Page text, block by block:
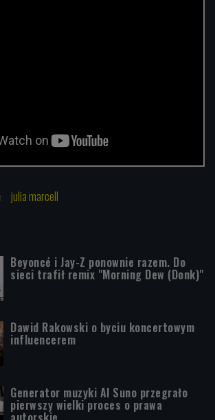
julia marcell
Beyoncé i Jay-Z ponownie razem. Do
sieci trafił remix "Morning Dew (Donk)"
Dawid Rakowski o byciu koncertowym
influencerem
Generator muzyki AI Suno przegrało
pierwszy wielki proces o prawa